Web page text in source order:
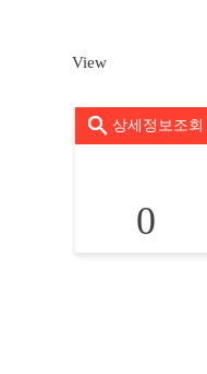
View
상세정보조회
0